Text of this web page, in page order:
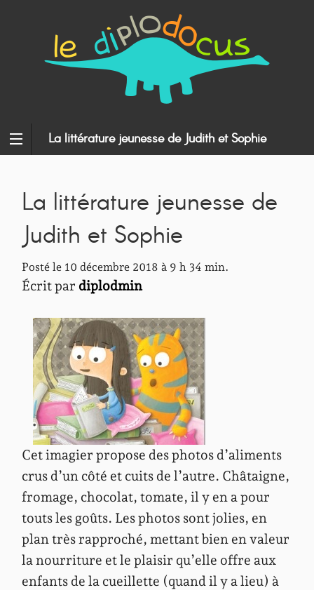
La littérature jeunesse de Judith et Sophie
La littérature jeunesse de
Judith et Sophie
Posté le 10 décembre 2018 à 9 h 34 min.
Écrit par diplodmin
Cet imagier propose des photos d’aliments
crus d’un côté et cuits de l’autre. Châtaigne,
fromage, chocolat, tomate, il y en a pour
touts les goûts. Les photos sont jolies, en
plan très rapproché, mettant bien en valeur
la nourriture et le plaisir qu’elle offre aux
enfants de la cueillette (quand il y a lieu) à